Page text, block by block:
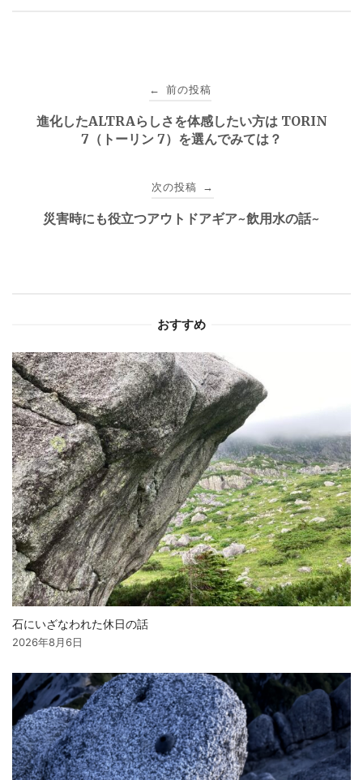
← 前の投稿
進化したALTRAらしさを体感したい方は TORIN
7（トーリン 7）を選んでみては？
次の投稿 →
災害時にも役立つアウトドアギア~飲用水の話~
おすすめ
石にいざなわれた休日の話
2026年8月6日